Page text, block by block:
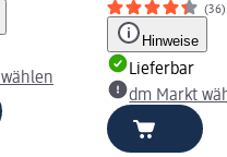
(36)
Hinweise
Lieferbar
dm Markt